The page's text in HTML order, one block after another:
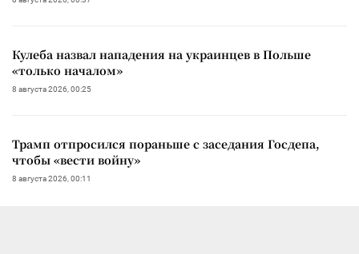
Кулеба назвал нападения на украинцев в Польше
«только началом»
8 августа 2026, 00:25
Трамп отпросился пораньше с заседания Госдепа,
чтобы «вести войну»
8 августа 2026, 00:11